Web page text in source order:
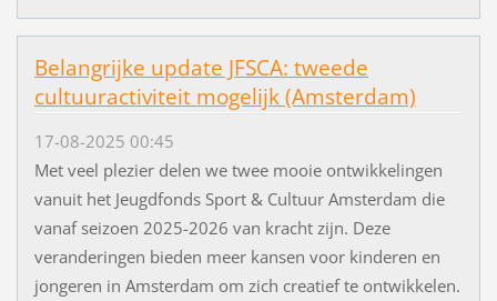
Belangrijke update JFSCA: tweede
cultuuractiviteit mogelijk (Amsterdam)
17-08-2025 00:45
Met veel plezier delen we twee mooie ontwikkelingen
vanuit het Jeugdfonds Sport & Cultuur Amsterdam die
vanaf seizoen 2025-2026 van kracht zijn. Deze
veranderingen bieden meer kansen voor kinderen en
jongeren in Amsterdam om zich creatief te ontwikkelen.